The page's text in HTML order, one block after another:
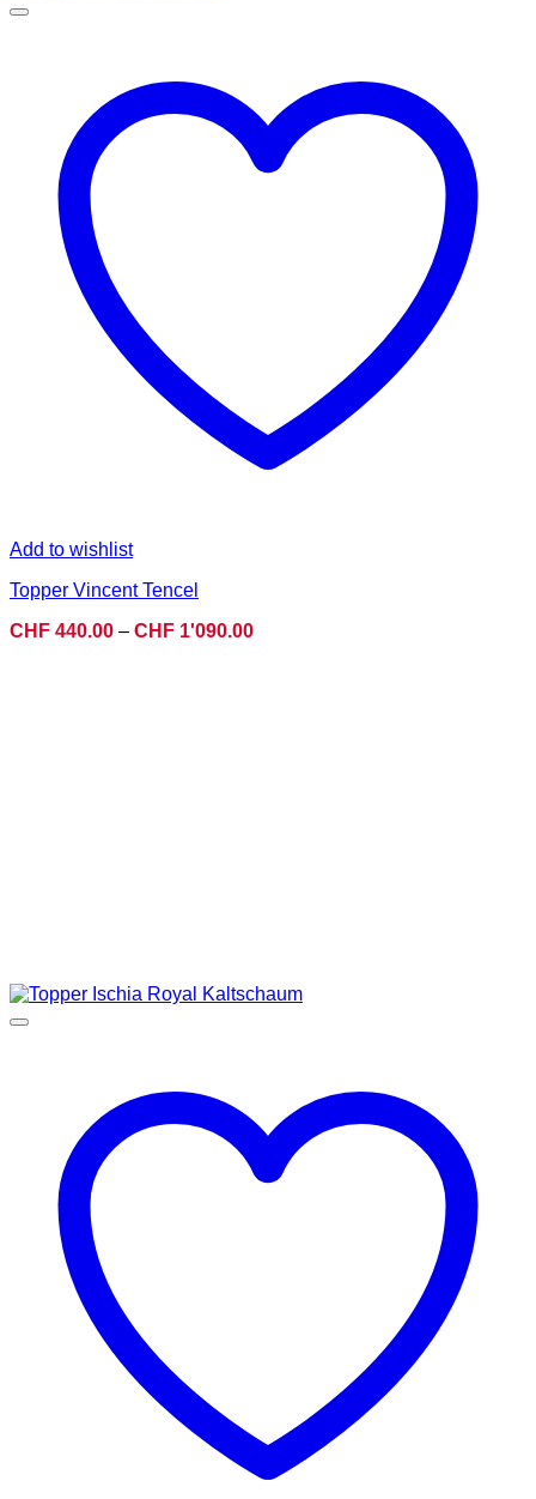
Add to wishlist
Topper Vincent Tencel
CHF 440.00 – CHF 1'090.00Preisspanne: